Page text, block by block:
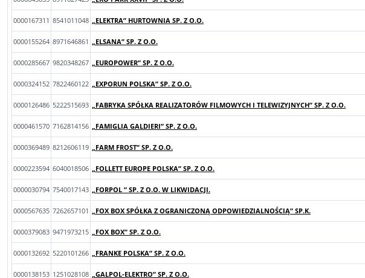
0000167311 8541011048 „ELEKTRA” HURTOWNIA SP. Z O.O.
0000155264 8971646861 „ELSANA” SP. Z O.O.
0000285667 9820348267 „EUROPOWER” SP. Z O.O.
0000324152 7822460122 „EXPORUN POLSKA” SP. Z O.O.
0000126486 5222515693 „FABRYKA SPÓŁKA REALIZATORÓW FILMOWYCH I TELEWIZYJNYCH” SP. Z O.O.
0000461570 7162814156 „FAMIGLIA GALDIERI” SP. Z O.O.
0000369489 8212606119 „FARM FROST” SP. Z O.O.
0000223594 6040018506 „FOLLETT EUROPE POLSKA” SP. Z O.O.
0000030794 7540017143 „FORPOL ” SP. Z O.O. W LIKWIDACJI.
0000567635 7262657101 „FOX BOX SPÓŁKA Z OGRANICZONĄ ODPOWIEDZIALNOŚCIĄ” SP.K.
0000379083 9471973215 „FOX BOX” SP. Z O.O.
0000132692 5220101266 „FRANKE POLSKA” SP. Z O.O.
0000138153 1251028108 „GALPOL-ELEKTRO” SP. Z O.O.